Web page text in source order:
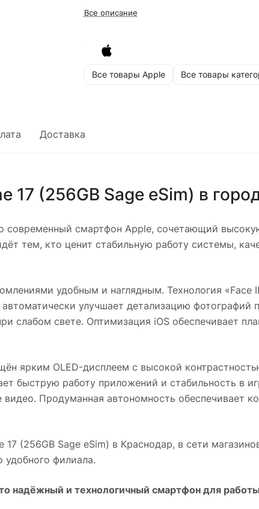
Все описание
Все товары Apple Все товары
Доставка
17 (256GB Sage eSim) в
современный смартфон Apple, сочетающий
тем, кто ценит стабильную работу системы,
удобным и наглядным. Технология «Face
автоматически улучшает детализацию
слабом свете. Оптимизация iOS обеспечивает
ярким OLED-дисплеем с высокой
быструю работу приложений и стабильность в
Продуманная автономность обеспечивает
(256GB Sage eSim) в Краснодар, в сети
удобного филиала.
надёжный и технологичный смартфон для